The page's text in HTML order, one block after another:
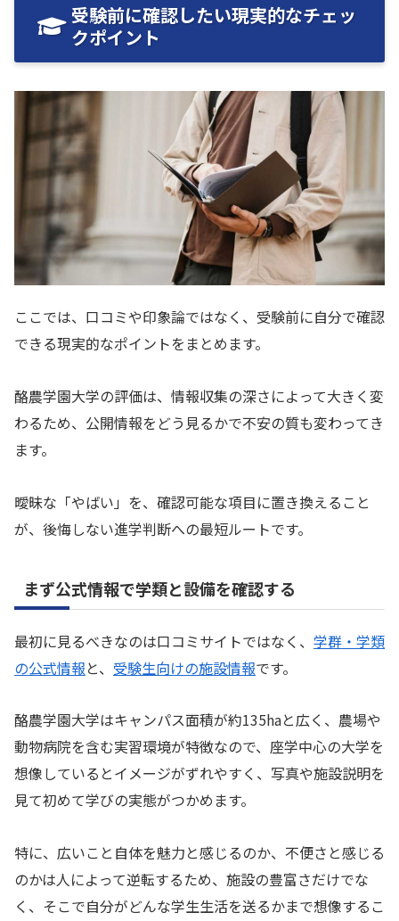
受験前に確認したい現実的なチェッ
クポイント
ここでは、口コミや印象論ではなく、受験前に自分で確認
できる現実的なポイントをまとめます。
酪農学園大学の評価は、情報収集の深さによって大きく変
わるため、公開情報をどう見るかで不安の質も変わってき
ます。
曖昧な「やばい」を、確認可能な項目に置き換えること
が、後悔しない進学判断への最短ルートです。
まず公式情報で学類と設備を確認する
最初に見るべきなのは口コミサイトではなく、 学群・学類
の公式情報と、 受験生向けの施設情報です。
酪農学園大学はキャンパス面積が約135haと広く、農場や
動物病院を含む実習環境が特徴なので、座学中心の大学を
想像しているとイメージがずれやすく、写真や施設説明を
見て初めて学びの実態がつかめます。
特に、広いこと自体を魅力と感じるのか、不便さと感じる
のかは人によって逆転するため、施設の豊富さだけでな
く、そこで自分がどんな学生生活を送るかまで想像するこ